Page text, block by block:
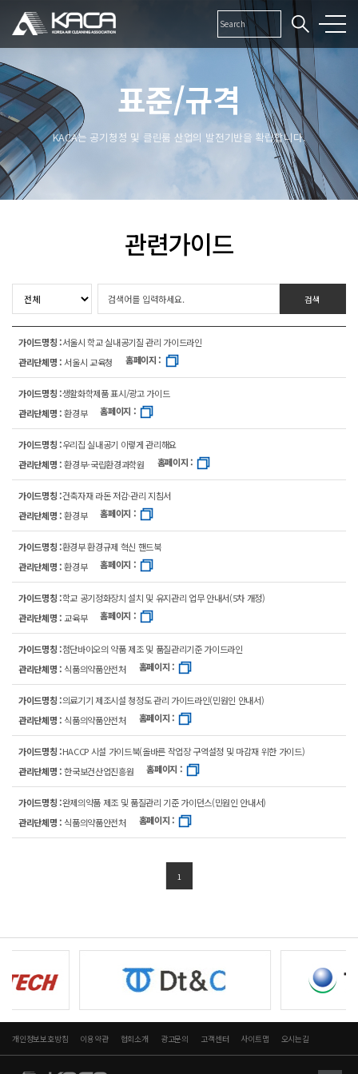
표준/규격
KACA는 공기청정 및 클린룸 산업의 발전기반을 확립합니다.
관련가이드
가이드명칭 :서울시 학교 실내공기질 관리 가이드라인
관리단체명 :서울시 교육청 홈페이지 :
가이드명칭 :생활화학제품 표시/광고 가이드
관리단체명 :환경부 홈페이지 :
가이드명칭 :우리집 실내공기 이렇게 관리해요
관리단체명 :환경부-국립환경과학원 홈페이지 :
가이드명칭 :건축자재 라돈 저감·관리 지침서
관리단체명 :환경부 홈페이지 :
가이드명칭 :환경부 환경규제 혁신 핸드북
관리단체명 :환경부 홈페이지 :
가이드명칭 :학교 공기정화장치 설치 및 유지관리 업무 안내서(5차 개정)
관리단체명 : 교육부 홈페이지 :
가이드명칭 :첨단바이오의 약품 제조 및 품질관리기준 가이드라인
관리단체명 : 식품의약품안전처 홈페이지 :
가이드명칭 :의료기기 제조시설 청정도 관리 가이드라인(민원인 안내서)
관리단체명 : 식품의약품안전처 홈페이지 :
가이드명칭 :HACCP 시설 가이드북(올바른 작업장 구역설정 및 마감재 위한 가이드)
관리단체명 :한국보건산업진흥원 홈페이지 :
가이드명칭 :완제의약품 제조 및 품질관리 기준 가이던스(민원인 안내서)
관리단체명 : 식품의약품안전처 홈페이지 :
1
개인정보보호방침 이용약관 협회소개 광고문의 고객센터 사이트맵 오시는길